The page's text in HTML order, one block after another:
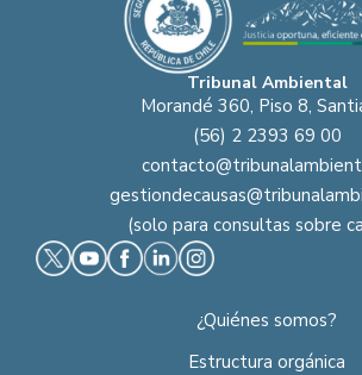
Tribunal Ambiental
Morandé 360, Piso 8,
(56) 2 2393 69 00
(solo para consultas sobre
¿Quiénes somos?
Estructura orgánica